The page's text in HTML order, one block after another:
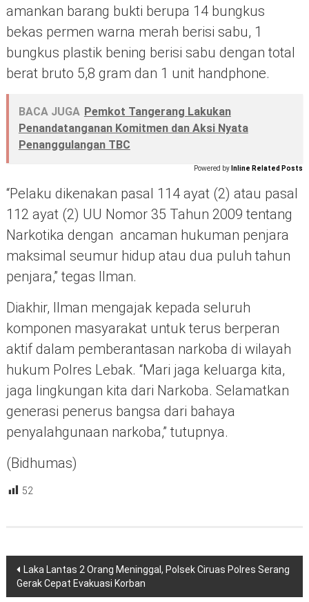
amankan barang bukti berupa 14 bungkus
bekas permen warna merah berisi sabu, 1
bungkus plastik bening berisi sabu dengan total
berat bruto 5,8 gram dan 1 unit handphone.
BACA JUGA Pemkot Tangerang Lakukan
Penandatanganan Komitmen dan Aksi Nyata
Penanggulangan TBC
Powered by Inline Related Posts
“Pelaku dikenakan pasal 114 ayat (2) atau pasal
112 ayat (2) UU Nomor 35 Tahun 2009 tentang
Narkotika dengan ancaman hukuman penjara
maksimal seumur hidup atau dua puluh tahun
penjara,” tegas Ilman.
Diakhir, Ilman mengajak kepada seluruh
komponen masyarakat untuk terus berperan
aktif dalam pemberantasan narkoba di wilayah
hukum Polres Lebak. “Mari jaga keluarga kita,
jaga lingkungan kita dari Narkoba. Selamatkan
generasi penerus bangsa dari bahaya
penyalahgunaan narkoba,” tutupnya.
(Bidhumas)
52
Navigasi
pos
Laka Lantas 2 Orang Meninggal, Polsek Ciruas Polres Serang
Gerak Cepat Evakuasi Korban